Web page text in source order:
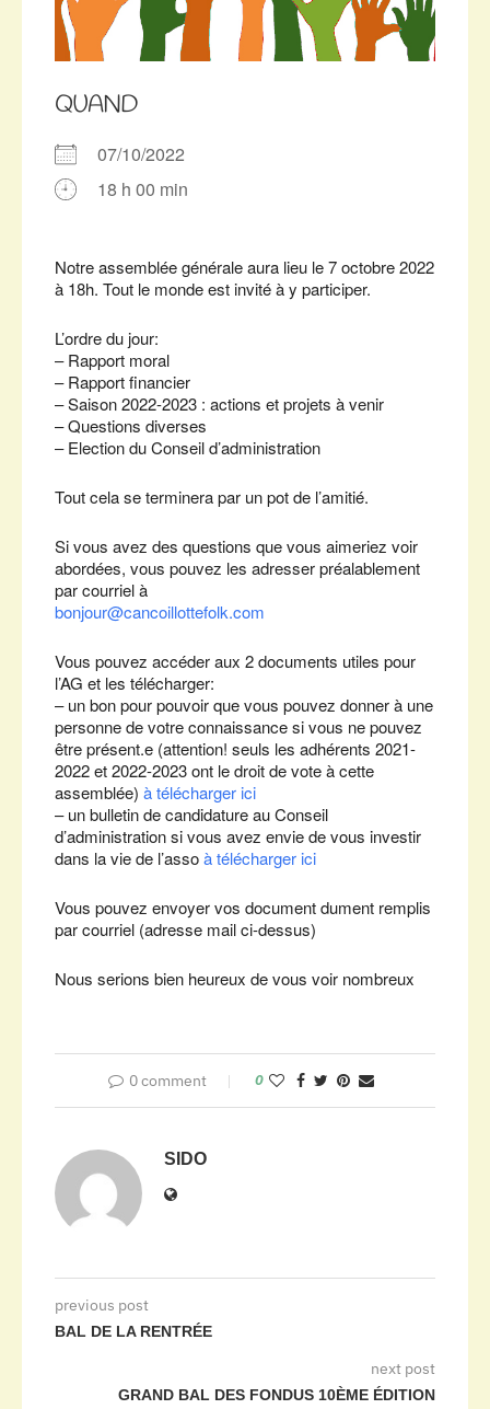
QUAND
07/10/2022
18 h 00 min
Notre assemblée générale aura lieu le 7 octobre 2022
à 18h. Tout le monde est invité à y participer.
L’ordre du jour:
– Rapport moral
– Rapport financier
– Saison 2022-2023 : actions et projets à venir
– Questions diverses
– Election du Conseil d’administration
Tout cela se terminera par un pot de l’amitié.
Si vous avez des questions que vous aimeriez voir
abordées, vous pouvez les adresser préalablement
par courriel à
bonjour@cancoillottefolk.com
Vous pouvez accéder aux 2 documents utiles pour
l’AG et les télécharger:
– un bon pour pouvoir que vous pouvez donner à une
personne de votre connaissance si vous ne pouvez
être présent.e (attention! seuls les adhérents 2021-
2022 et 2022-2023 ont le droit de vote à cette
assemblée) à télécharger ici
– un bulletin de candidature au Conseil
d’administration si vous avez envie de vous investir
dans la vie de l’assoà télécharger ici
Vous pouvez envoyer vos document dument remplis
par courriel (adresse mail ci-dessus)
Nous serions bien heureux de vous voir nombreux
0 comment 0
SIDO
previous post
BAL DE LA RENTRÉE
next post
GRAND BAL DES FONDUS 10ÈME ÉDITION